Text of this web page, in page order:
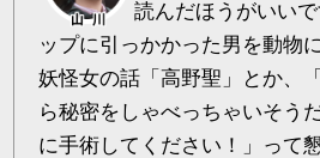
読んだほうがいい
ップに引っかかった男を動物
妖怪女の話「高野聖」とか、
ら秘密をしゃべっちゃいそう
に手術してください！」って